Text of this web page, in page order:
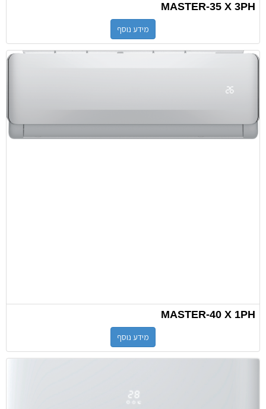
MASTER-35 X 3PH
מידע נוסף
MASTER-40 X 1PH
מידע נוסף